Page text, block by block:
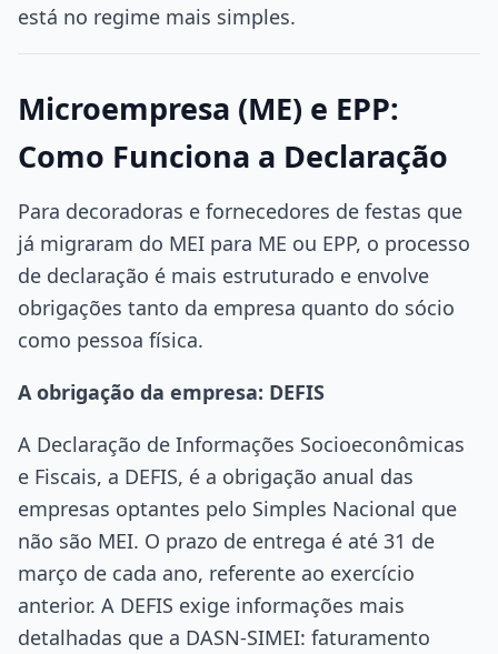
está no regime mais simples.
Microempresa (ME) e EPP:
Como Funciona a Declaração
Para decoradoras e fornecedores de festas que
já migraram do MEI para ME ou EPP, o processo
de declaração é mais estruturado e envolve
obrigações tanto da empresa quanto do sócio
como pessoa física.
A obrigação da empresa: DEFIS
A Declaração de Informações Socioeconômicas
e Fiscais, a DEFIS, é a obrigação anual das
empresas optantes pelo Simples Nacional que
não são MEI. O prazo de entrega é até 31 de
março de cada ano, referente ao exercício
anterior. A DEFIS exige informações mais
detalhadas que a DASN-SIMEI: faturamento